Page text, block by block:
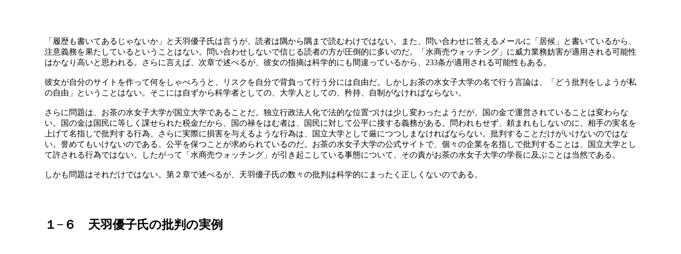
「履歴も書いてあるじゃないか」と天羽優子氏は言うが、読者は隅から隅まで読むわけではない。また、問い合わせに答えるメールに「居候」と書いているから、
注意義務を果たしているということはない。問い合わせしないで信じる読者の方が圧倒的に多いのだ。「水商売ウォッチング」に威力業務妨害が適用される可能性
はかなり高いと思われる。さらに言えば、次章で述べるが、彼女の指摘は科学的にも間違っているから、233条が適用される可能性もある。
彼女が自分のサイトを作って何をしゃべろうと、リスクを自分で背負って行う分には自由だ。しかしお茶の水女子大学の名で行う言論は、「どう批判をしようが私
の自由」ということはない。そこには自ずから科学者としての、大学人としての、矜持、自制がなければならない。
さらに問題は、お茶の水女子大学が国立大学であることだ。独立行政法人化で法的な位置づけは少し変わったようだが、国の金で運営されていることは変わらな
い。国の金は国民に等しく課せられた税金だから、国の禄をはむ者は、国民に対して公平に接する義務がある。問われもせず、頼まれもしないのに、相手の実名を
上げて名指しで批判する行為、さらに実際に損害を与えるような行為は、国立大学として厳につつしまなければならない。批判することだけがいけないのではな
い。誉めてもいけないのである。公平を保つことが求められているのだ。お茶の水女子大学の公式サイトで、個々の企業を名指しで批判することは、国立大学とし
て許される行為ではない。したがって「水商売ウォッチング」が引き起こしている事態について、その責がお茶の水女子大学の学長に及ぶことは当然である。
しかも問題はそれだけではない。第２章で述べるが、天羽優子氏の数々の批判は科学的にまったく正しくないのである。
１−６ 天羽優子氏の批判の実例